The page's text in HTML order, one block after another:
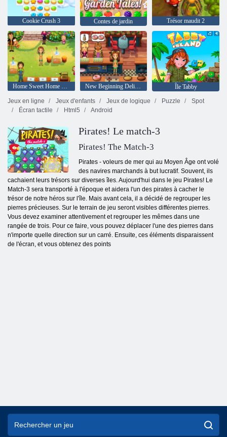
Cookie Crush 3 Contes de jardin Trésor maudit 2
Home Sweet Home Delicious Emily New Beginning Delicious Emily
Île Tabby
Jeux en ligne
Jeux d'enfants Jeux de logique Puzzle
Spot
Écran tactile
Html5 Android
Pirates! Le match-3
Pirates! The Match-3
Pirates - voleurs de mer qui au Moyen Âge ont volé
des navires marchands à but lucratif. Souvent, ils
cachaient leurs trésors sur diverses îles. Aujourd'hui dans le jeu Pirates! Le
Match-3 sera transporté à l'époque et aidera l'un des pirates à cacher le
trésor de notre héros sur l'île. Mais avant cela, il a décidé de regrouper les
pierres précieuses. Sur le terrain de jeu seront visibles différentes pierres.
Vous devez examiner attentivement et regrouper les mêmes dans une
rangée de trois. Pour ce faire, vous pouvez déplacer l'une des pierres dans
n'importe quelle direction sur un carré. Ensuite, ces éléments disparaissent
de l'écran, et vous obtenez des points